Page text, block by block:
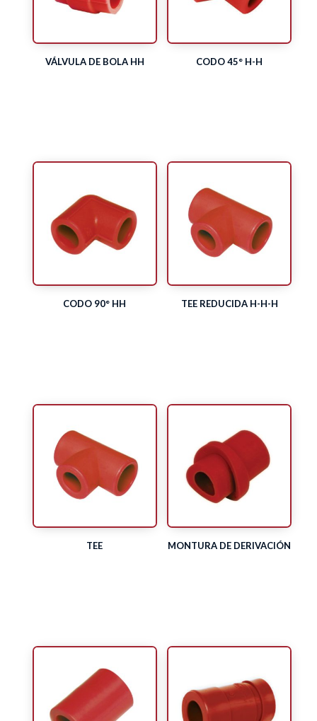
VÁLVULA DE BOLA HH CODO 45° H-H
CODO 90° HH TEE REDUCIDA H-H-H
TEE MONTURA DE DERIVACIÓN